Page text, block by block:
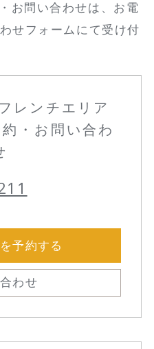
お問い合わせは、お電
せフォームにて受け付
レンチエリア
・お問い合わ
予約する
わせ